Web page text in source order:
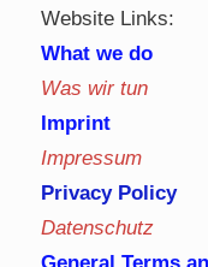
Website Links:
What we do
Was wir tun
Imprint
Impressum
Privacy Policy
Datenschutz